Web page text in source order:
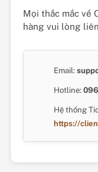
Mọi thắc mắc về
hàng vui lòng
Email:
Hotline:
Hệ thống
https://